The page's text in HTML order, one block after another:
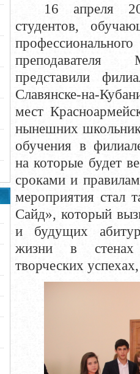
16 апреля
студентов,
преподавателя
представили
Славянске-на-
мест
нынешних
обучения в
на которые будет
сроками и
мероприятия стал
Сайд», который
и будущих
жизни в стенах
творческих